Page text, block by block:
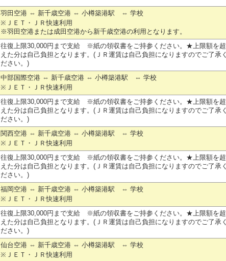
羽田空港 ⇔ 新千歳空港 ⇔ 小樽築港駅 ⇔ 学校
※ＪＥＴ・ＪＲ快速利用
※羽田空港または成田空港から新千歳空港の利用となります。
往復上限30,000円まで支給 ※紙の領収書をご持参ください。★上限額を超
えた分は自己負担となります。(ＪＲ運賃は自己負担になりますのでご了承く
ださい。)
中部国際空港 ⇔ 新千歳空港 ⇔ 小樽築港駅 ⇔ 学校
※ＪＥＴ・ＪＲ快速利用
往復上限30,000円まで支給 ※紙の領収書をご持参ください。★上限額を超
えた分は自己負担となります。(ＪＲ運賃は自己負担になりますのでご了承く
ださい。)
関西空港 ⇔ 新千歳空港 ⇔ 小樽築港駅 ⇔ 学校
※ＪＥＴ・ＪＲ快速利用
往復上限30,000円まで支給 ※紙の領収書をご持参ください。★上限額を超
えた分は自己負担となります。(ＪＲ運賃は自己負担になりますのでご了承く
ださい。)
福岡空港 ⇔ 新千歳空港 ⇔ 小樽築港駅 ⇔ 学校
※ＪＥＴ・ＪＲ快速利用
往復上限30,000円まで支給 ※紙の領収書をご持参ください。★上限額を超
えた分は自己負担となります。(ＪＲ運賃は自己負担になりますのでご了承く
ださい。)
仙台空港 ⇔ 新千歳空港 ⇔ 小樽築港駅 ⇔ 学校
※ＪＥＴ・ＪＲ快速利用